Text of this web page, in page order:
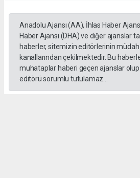
Anadolu Ajansı (AA), İhlas Haber
Haber Ajansı (DHA) ve diğer ajanslar
haberler, sitemizin editörlerinin
kanallarından çekilmektedir. Bu
muhataplar haberi geçen ajanslar
editörü sorumlu tutulamaz...